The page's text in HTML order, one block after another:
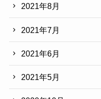
2021年8月
2021年7月
2021年6月
2021年5月